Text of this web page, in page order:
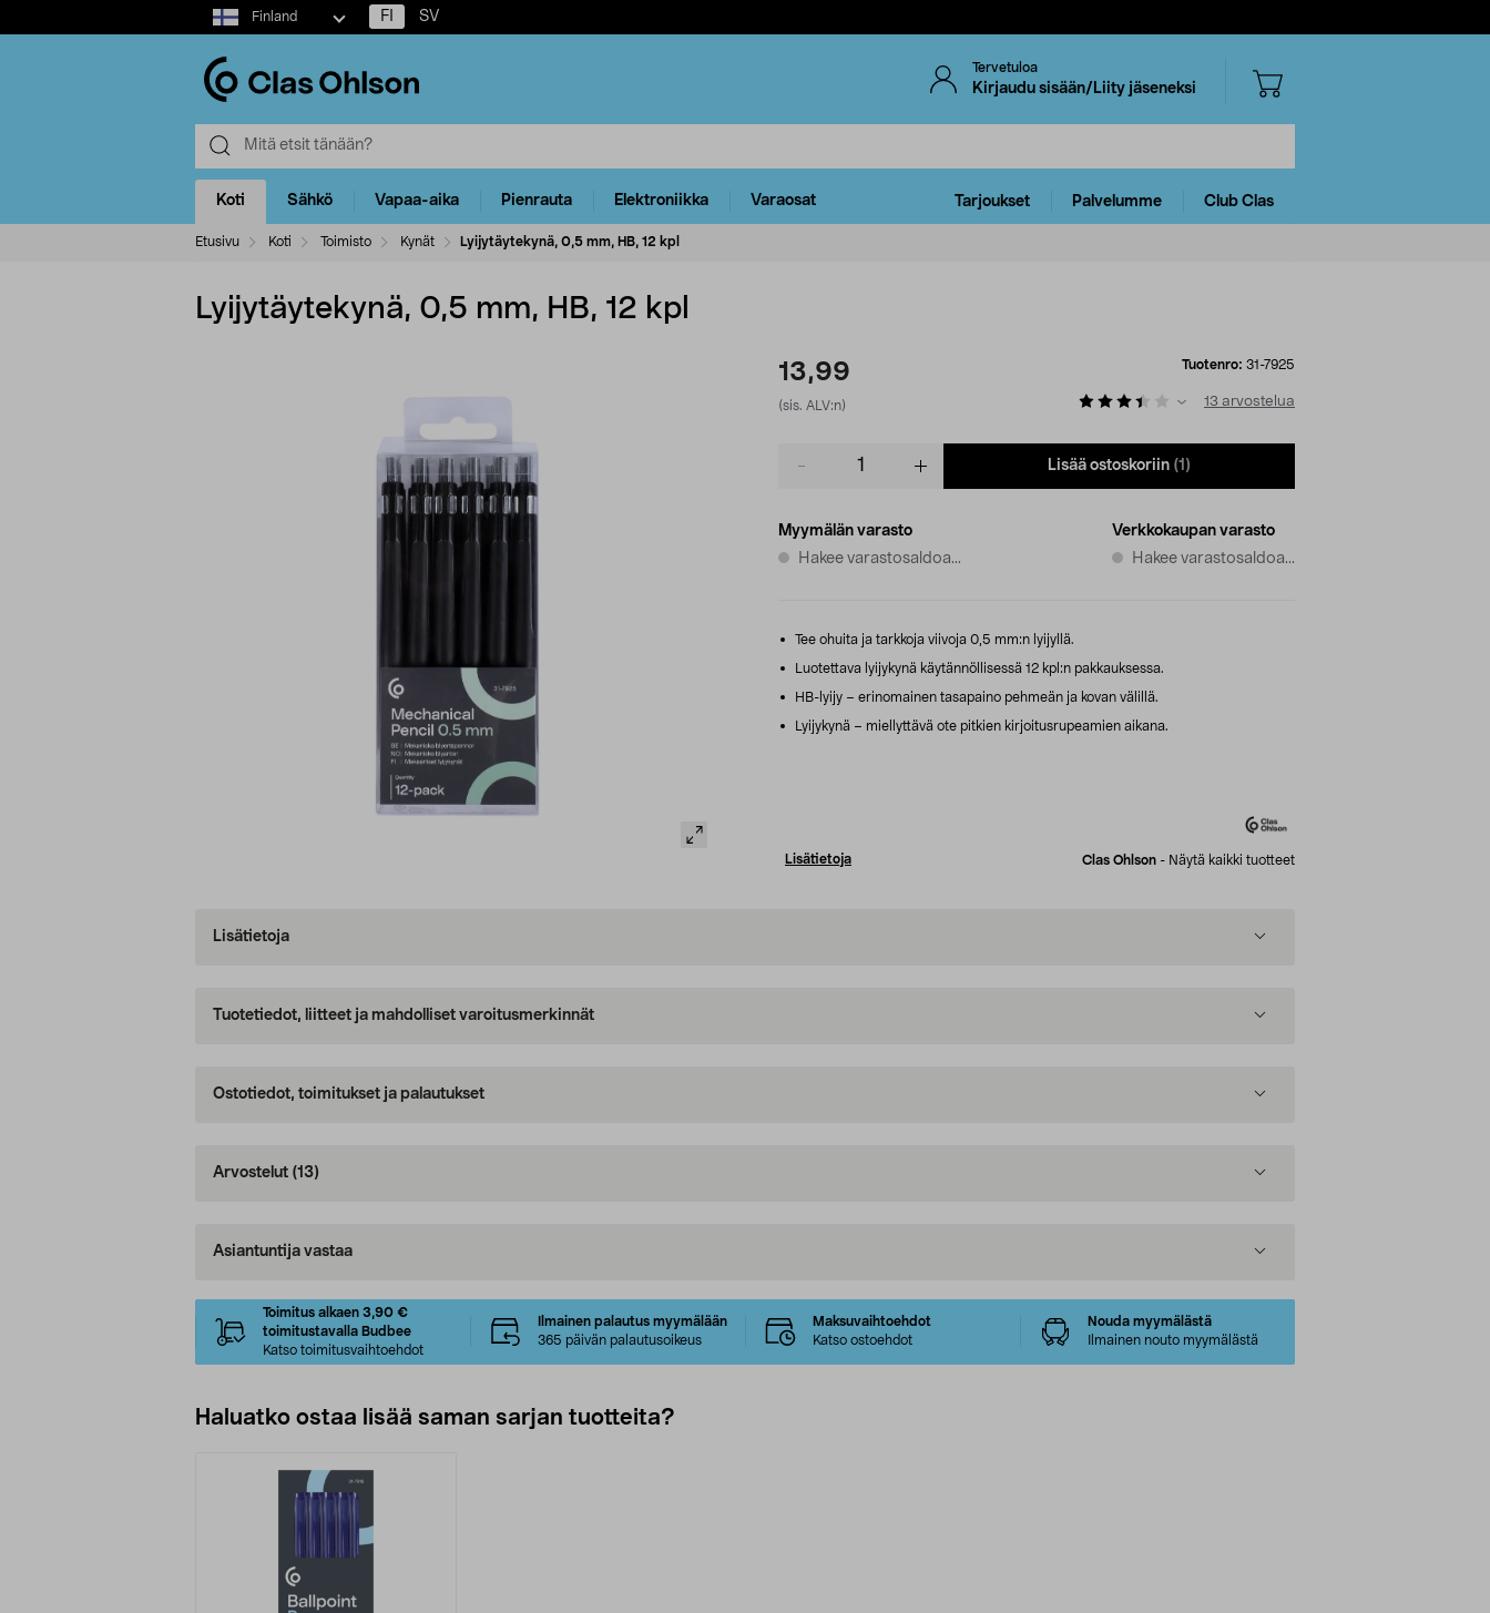
Select
market
Finland FI SV
Tervetuloa
Kirjaudu sisään/Liity jäseneksi
Koti Sähkö Vapaa-aika Pienrauta Elektroniikka Varaosat Tarjoukset Palvelumme Club Clas
Etusivu Koti Toimisto Kynät Lyijytäytekynä, 0,5 mm, HB, 12 kpl
Lyijytäytekynä, 0,5 mm, HB, 12 kpl
13,99
(sis. ALV:n)
Tuotenro: 31-7925
13 arvostelua
Lisää ostoskoriin (1)
Myymälän varasto
Hakee varastosaldoa...
Verkkokaupan varasto
Hakee varastosaldoa...
Tee ohuita ja tarkkoja viivoja 0,5 mm:n lyijyllä.
Luotettava lyijykynä käytännöllisessä 12 kpl:n pakkauksessa.
HB-lyijy – erinomainen tasapaino pehmeän ja kovan välillä.
Lyijykynä – miellyttävä ote pitkien kirjoitusrupeamien aikana.
Lisätietoja Clas Ohlson - Näytä kaikki tuotteet
Lisätietoja
Tuotetiedot, liitteet ja mahdolliset varoitusmerkinnät
Ostotiedot, toimitukset ja palautukset
Arvostelut (13)
Asiantuntija vastaa
Toimitus alkaen 3,90 €
toimitustavalla Budbee
Katso toimitusvaihtoehdot
Ilmainen palautus myymälään
365 päivän palautusoikeus
Maksuvaihtoehdot
Katso ostoehdot
Nouda myymälästä
Ilmainen nouto myymälästä
Haluatko ostaa lisää saman sarjan tuotteita?